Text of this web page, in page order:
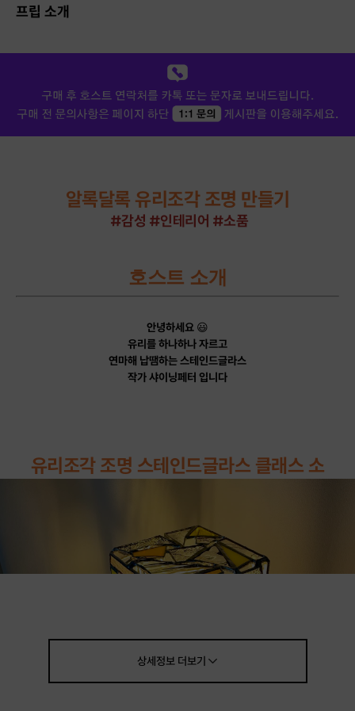
프립 소개
알록달록 유리조각 조명 만들기
#감성 #인테리어 #소품
호스트 소개
안녕하세요 😃
유리를 하나하나 자르고
연마해 납땜하는 스테인드글라스
작가 샤이닝페터 입니다
유리조각 조명 스테인드글라스 클래스 소
상세정보더보기